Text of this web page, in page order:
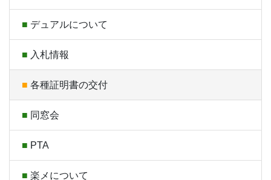
デュアルについて
入札情報
各種証明書の交付
同窓会
PTA
楽メについて